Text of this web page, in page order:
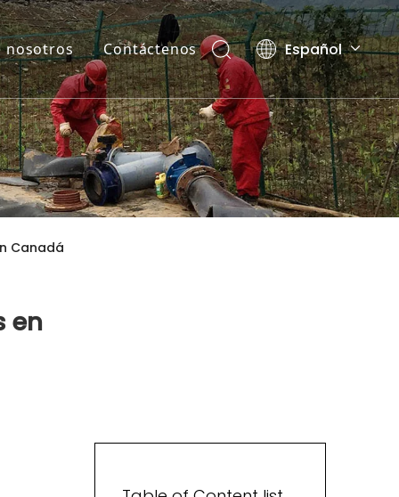
nosotros Contáctenos Español
English
العربية
Pусский
Canadá
en